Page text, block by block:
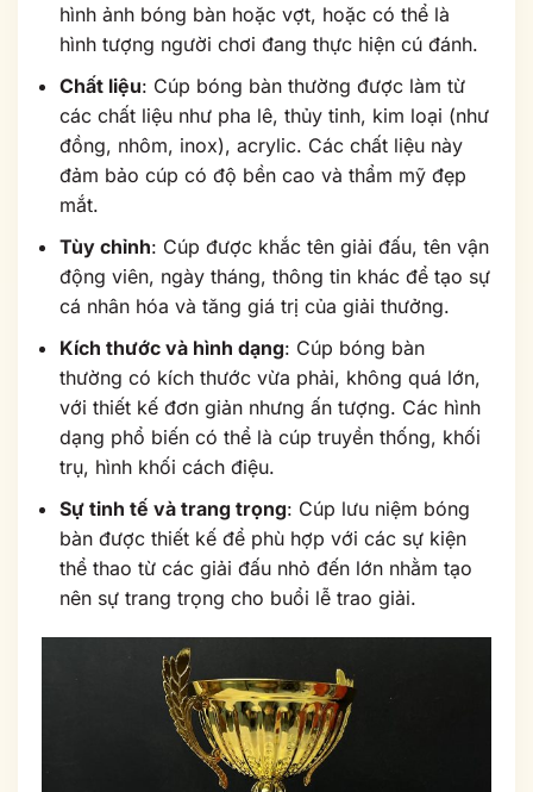
hình ảnh bóng bàn hoặc vợt, hoặc có thể là
hình tượng người chơi đang thực hiện cú đánh.
Chất liệu: Cúp bóng bàn thường được làm từ
các chất liệu như pha lê, thủy tinh, kim loại (như
đồng, nhôm, inox), acrylic. Các chất liệu này
đảm bảo cúp có độ bền cao và thẩm mỹ đẹp
mắt.
Tùy chỉnh: Cúp được khắc tên giải đấu, tên vận
động viên, ngày tháng, thông tin khác để tạo sự
cá nhân hóa và tăng giá trị của giải thưởng.
Kích thước và hình dạng: Cúp bóng bàn
thường có kích thước vừa phải, không quá lớn,
với thiết kế đơn giản nhưng ấn tượng. Các hình
dạng phổ biến có thể là cúp truyền thống, khối
trụ, hình khối cách điệu.
Sự tinh tế và trang trọng: Cúp lưu niệm bóng
bàn được thiết kế để phù hợp với các sự kiện
thể thao từ các giải đấu nhỏ đến lớn nhằm tạo
nên sự trang trọng cho buổi lễ trao giải.